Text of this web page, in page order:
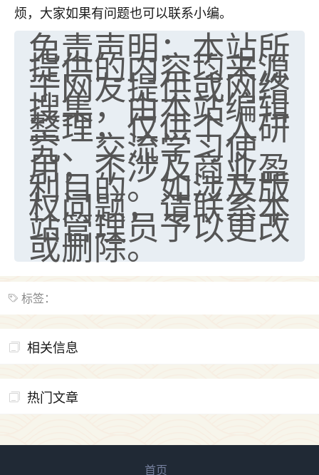
烦，大家如果有问题也可以联系小编。
免责声明：本站所
提供的内容均来源
于网友提供或网络
搜集，由本站编辑
整理，仅供个人研
究、交流学习使
用，不涉及商业盈
利目的。如涉及版
权问题，请联系本
站管理员予以更改
或删除。
标签：
相关信息
热门文章
老师收徒吗？？我对这些很感兴趣
2天前 来自山西
首页